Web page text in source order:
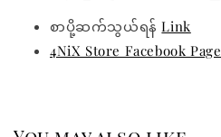
စာပို့ဆက်သွယ်ရန်Link
4NiX Store Facebook Page